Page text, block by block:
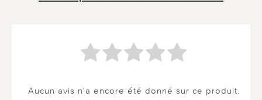
Aucun avis n'a encore été donné sur ce produit.